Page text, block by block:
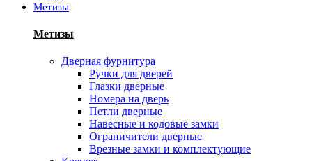
Метизы
Метизы
Дверная фурнитура
Ручки для дверей
Глазки дверные
Номера на дверь
Петли дверные
Навесные и кодовые замки
Ограничители дверные
Врезные замки и комплектующие